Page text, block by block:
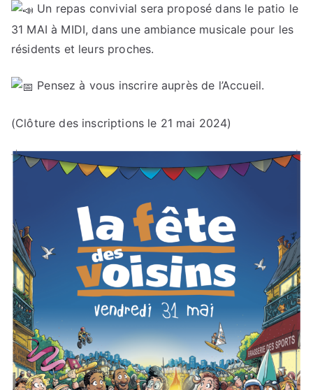
Un repas convivial sera proposé dans le patio le
31 MAI à MIDI, dans une ambiance musicale pour les
résidents et leurs proches.
Pensez à vous inscrire auprès de l’Accueil.
(Clôture des inscriptions le 21 mai 2024)